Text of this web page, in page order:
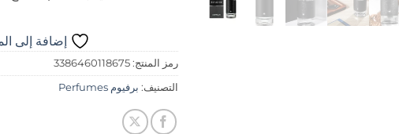
إضافة إلى
رمز المنتج:3386460118675
التصنيف: برفيوم Perfumes